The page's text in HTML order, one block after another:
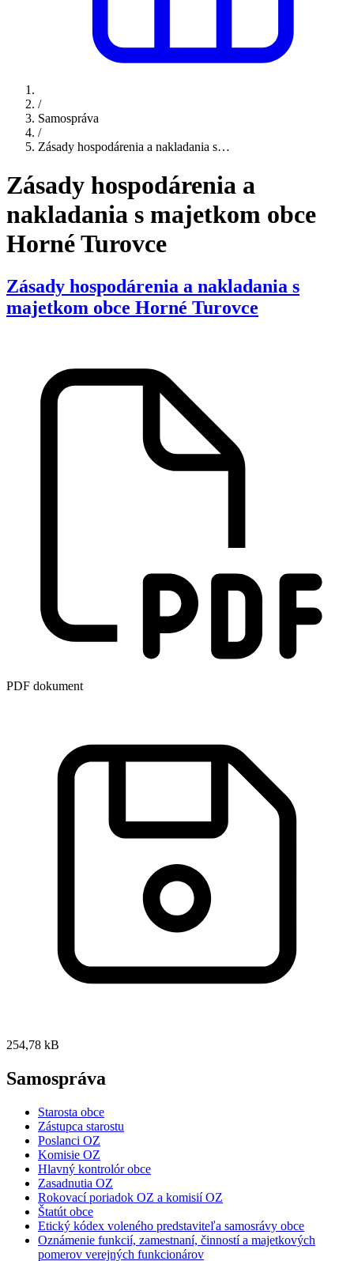
/
Samospráva
/
Zásady hospodárenia a nakladania s…
Zásady hospodárenia a
nakladania s majetkom obce
Horné Turovce
Zásady hospodárenia a nakladania s
majetkom obce Horné Turovce
PDF dokument
254,78 kB
Samospráva
Starosta obce
Zástupca starostu
Poslanci OZ
Komisie OZ
Hlavný kontrolór obce
Zasadnutia OZ
Rokovací poriadok OZ a komisií OZ
Štatút obce
Etický kódex voleného predstaviteľa samosrávy obce
Oznámenie funkcií, zamestnaní, činností a majetkových
pomerov verejných funkcionárov